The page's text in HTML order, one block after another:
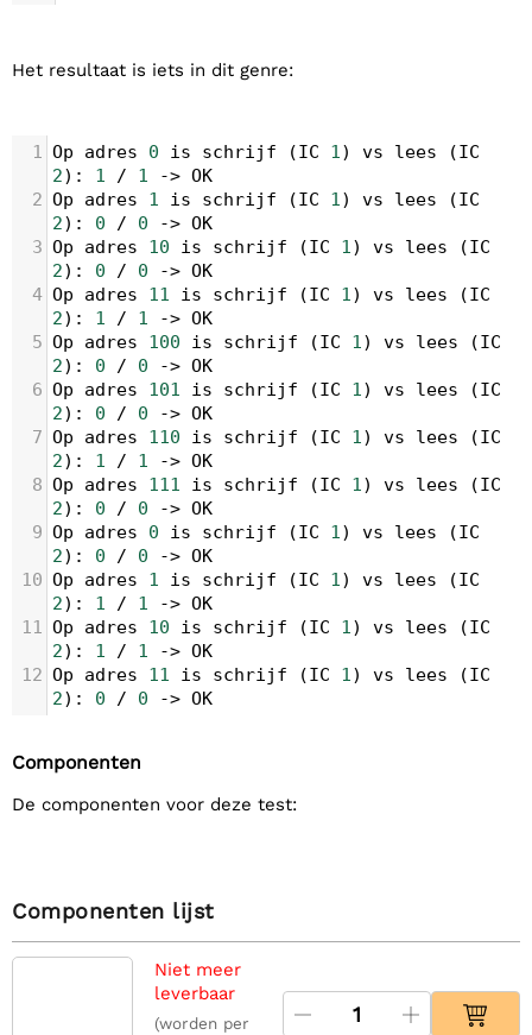
Het resultaat is iets in dit genre:
1 Op adres 0 is schrijf (IC 1) vs lees (IC
2): 1 / 1 -> OK
2 Op adres 1 is schrijf (IC 1) vs lees (IC
2): 0 / 0 -> OK
3 Op adres 10 is schrijf (IC 1) vs lees (IC
2): 0 / 0 -> OK
4 Op adres 11 is schrijf (IC 1) vs lees (IC
2): 1 / 1 -> OK
5 Op adres 100 is schrijf (IC 1) vs lees (IC
2): 0 / 0 -> OK
6 Op adres 101 is schrijf (IC 1) vs lees (IC
2): 0 / 0 -> OK
7 Op adres 110 is schrijf (IC 1) vs lees (IC
2): 1 / 1 -> OK
8 Op adres 111 is schrijf (IC 1) vs lees (IC
2): 0 / 0 -> OK
9 Op adres 0 is schrijf (IC 1) vs lees (IC
2): 0 / 0 -> OK
10 Op adres 1 is schrijf (IC 1) vs lees (IC
2): 1 / 1 -> OK
11 Op adres 10 is schrijf (IC 1) vs lees (IC
2): 1 / 1 -> OK
12 Op adres 11 is schrijf (IC 1) vs lees (IC
2): 0 / 0 -> OK
Componenten
De componenten voor deze test:
Componenten lijst
Niet meer
leverbaar
(worden per